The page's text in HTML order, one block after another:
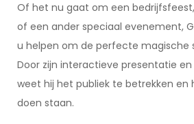
Of het nu gaat om een
of een ander speciaal evenement,
u helpen om de perfecte magische
Door zijn interactieve presentatie
weet hij het publiek te betrekken en
doen staan.